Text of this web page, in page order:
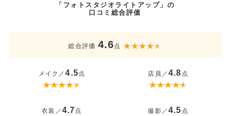
「フォトスタジオライトアップ」の
口コミ総合評価
総合評価 4.6点
メイク／4.5点 店員／ 4.8 点
衣装／ 4.7点 撮影／ 4.5 点